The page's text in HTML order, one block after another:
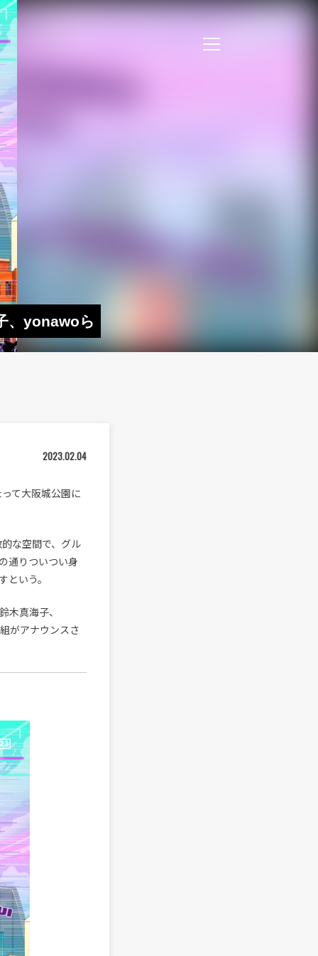
、yonawoら
2023.02.04
て大阪城公園に
な空間で、グル
通りついつい身
という。
木真海子、
がアナウンスさ